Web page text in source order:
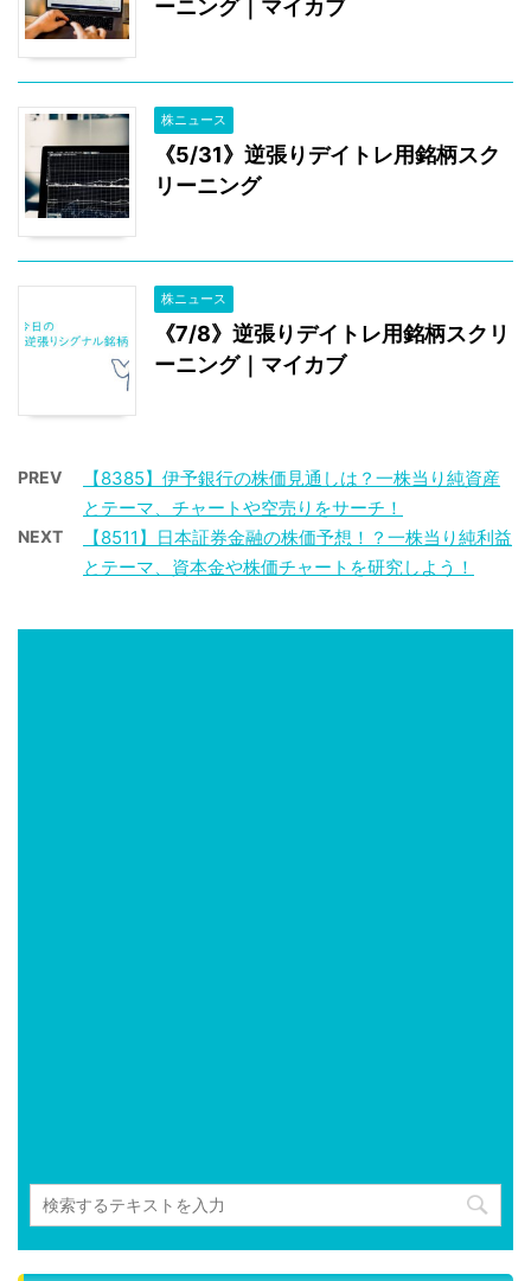
ーニング｜マイカブ
株ニュース
《5/31》逆張りデイトレ用銘柄スク
リーニング
株ニュース
《7/8》逆張りデイトレ用銘柄スクリ
ーニング｜マイカブ
PREV
【8385】伊予銀行の株価見通しは？一株当り純資産
とテーマ、チャートや空売りをサーチ！
NEXT
【8511】日本証券金融の株価予想！？一株当り純利益
とテーマ、資本金や株価チャートを研究しよう！